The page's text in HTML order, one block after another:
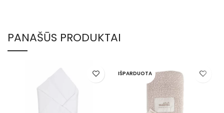
PANAŠŪS PRODUKTAI
IŠPARDUOTA